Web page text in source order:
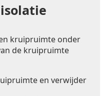
kruipruimte onder
de kruipruimte
en verwijder